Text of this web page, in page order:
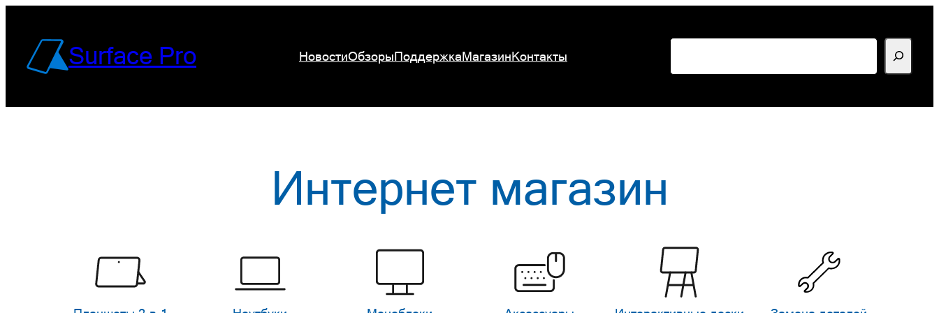
содержимомуSurface Pro НовостиОбзорыПоддержкаМагазинКонтакты
Интернет магазин